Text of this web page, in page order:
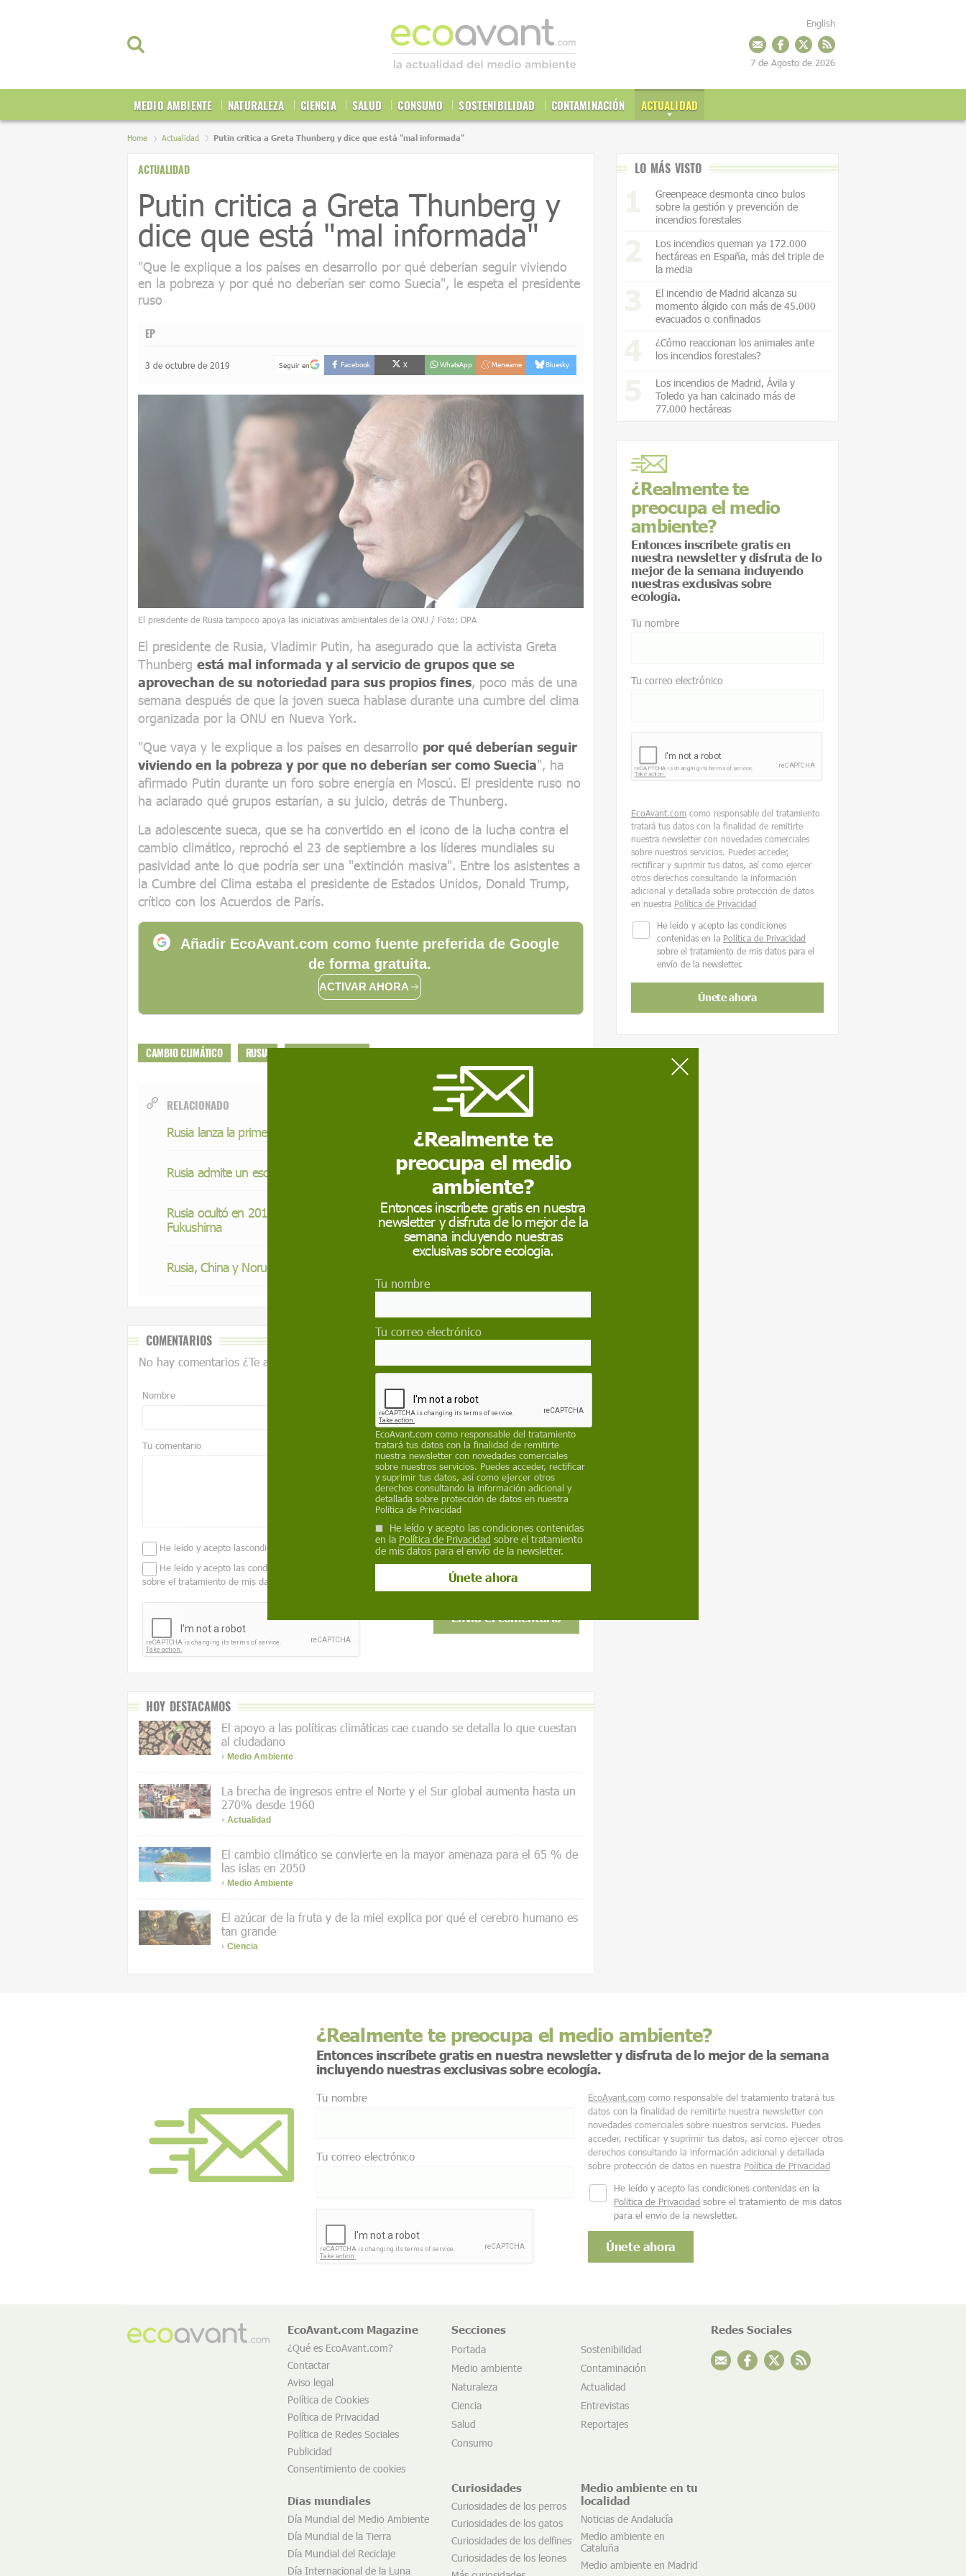
MEDIO AMBIENTE NATURALEZA CIENCIA SALUD CONSUMO SOSTENIBILIDAD CONTAMINACIÓN ACTUALIDAD
English
7 de Agosto de 2026
Home Actualidad Putin critica a Greta Thunberg y dice que está "mal informada"
ACTUALIDAD
Putin critica a Greta Thunberg y
dice que está "mal informada"
"Que le explique a los países en desarrollo por qué deberían seguir viviendo
en la pobreza y por qué no deberían ser como Suecia", le espeta el presidente
ruso
EP
3 de octubre de 2019 Seguir en Facebook X WhatsApp Meneame Bluesky
El presidente de Rusia tampoco apoya las iniciativas ambientales de la ONU / Foto: DPA
El presidente de Rusia, Vladimir Putin, ha asegurado que la activista Greta
Thunberg está mal informada y al servicio de grupos que se
aprovechan de su notoriedad para sus propios fines, poco más de una
semana después de que la joven sueca hablase durante una cumbre del clima
organizada por la ONU en Nueva York.
"Que vaya y le explique a los países en desarrollo por qué deberían seguir
viviendo en la pobreza y por que no deberían ser como Suecia", ha
afirmado Putin durante un foro sobre energía en Moscú. El presidente ruso no
ha aclarado qué grupos estarían, a su juicio, detrás de Thunberg.
La adolescente sueca, que se ha convertido en el icono de la lucha contra el
cambio climático, reprochó el 23 de septiembre a los líderes mundiales su
pasividad ante lo que podría ser una "extinción masiva". Entre los asistentes a
la Cumbre del Clima estaba el presidente de Estados Unidos, Donald Trump,
crítico con los Acuerdos de París.
Añadir EcoAvant.com como fuente preferida de Google
de forma gratuita.
ACTIVAR AHORA
CAMBIO CLIMÁTICO RUSIA GRETA THUNBERG
RELACIONADO
Rusia lanza la primera de una flota de centrales nucleares flotantes
Rusia admite un escape de radioactividad tras la explosión de un misil
Rusia ocultó en 2017 el mayor accidente nuclear registrado en el mundo tras
Fukushima
Rusia, China y Noruega impiden un acuerdo para preservar la Antártida
COMENTARIOS
No hay comentarios ¿Te animas?
Nombre Correo electrónico
Tu comentario
He leído y acepto lascondiciones legales
He leído y acepto las condiciones contenidas en la
política de privacidad
sobre el tratamiento de mis datos para gestionar mis comentarios.
HOY DESTACAMOS
El apoyo a las políticas climáticas cae cuando se detalla lo que cuestan
al ciudadano
Medio Ambiente
La brecha de ingresos entre el Norte y el Sur global aumenta hasta un
270% desde 1960
Actualidad
El cambio climático se convierte en la mayor amenaza para el 65 % de
las islas en 2050
Medio Ambiente
El azúcar de la fruta y de la miel explica por qué el cerebro humano es
tan grande
Ciencia
LO MÁS VISTO
Greenpeace desmonta cinco bulos
sobre la gestión y prevención de
incendios forestales
Los incendios queman ya 172.000
hectáreas en España, más del triple de
la media
El incendio de Madrid alcanza su
momento álgido con más de 45.000
evacuados o confinados
¿Cómo reaccionan los animales ante
los incendios forestales?
Los incendios de Madrid, Ávila y
Toledo ya han calcinado más de
77.000 hectáreas
¿Realmente te
preocupa el medio
ambiente?
Entonces inscríbete gratis en
nuestra newsletter y disfruta de lo
mejor de la semana incluyendo
nuestras exclusivas sobre
ecología.
Tu nombre
Tu correo electrónico
EcoAvant.com como responsable del tratamiento
tratará tus datos con la finalidad de remitirte
nuestra newsletter con novedades comerciales
sobre nuestros servicios. Puedes acceder,
rectificar y suprimir tus datos, así como ejercer
otros derechos consultando la información
adicional y detallada sobre protección de datos
en nuestra Política de Privacidad
He leído y acepto las condiciones
contenidas en la Política de Privacidad
sobre el tratamiento de mis datos para el
envío de la newsletter.
¿Realmente te
preocupa el medio
ambiente?
Entonces inscríbete gratis en nuestra
newsletter y disfruta de lo mejor de la
semana incluyendo nuestras
exclusivas sobre ecología.
Tu nombre
Tu correo electrónico
EcoAvant.com como responsable del tratamiento
tratará tus datos con la finalidad de remitirte
nuestra newsletter con novedades comerciales
sobre nuestros servicios. Puedes acceder, rectificar
y suprimir tus datos, así como ejercer otros
derechos consultando la información adicional y
detallada sobre protección de datos en nuestra
Política de Privacidad
He leído y acepto las condiciones contenidas
en la Política de Privacidad sobre el tratamiento
de mis datos para el envío de la newsletter.
¿Realmente te preocupa el medio ambiente?
Entonces inscríbete gratis en nuestra newsletter y disfruta de lo mejor de la semana
incluyendo nuestras exclusivas sobre ecología.
Tu nombre
Tu correo electrónico
EcoAvant.com como responsable del tratamiento tratará tus
datos con la finalidad de remitirte nuestra newsletter con
novedades comerciales sobre nuestros servicios. Puedes
acceder, rectificar y suprimir tus datos, así como ejercer otros
derechos consultando la información adicional y detallada
sobre protección de datos en nuestra Política de Privacidad
He leído y acepto las condiciones contenidas en la
Política de Privacidad sobre el tratamiento de mis datos
para el envío de la newsletter.
EcoAvant.com Magazine
¿Qué es EcoAvant.com?
Contactar
Aviso legal
Política de Cookies
Política de Privacidad
Política de Redes Sociales
Publicidad
Consentimiento de cookies
Días mundiales
Día Mundial del Medio Ambiente
Día Mundial de la Tierra
Día Mundial del Reciclaje
Día Internacional de la Luna
Secciones
Portada
Sostenibilidad
Medio ambiente
Contaminación
Naturaleza
Actualidad
Ciencia
Entrevistas
Salud
Reportajes
Consumo
Curiosidades
Curiosidades de los perros
Curiosidades de los gatos
Curiosidades de los delfines
Curiosidades de los leones
Medio ambiente en tu
localidad
Noticias de Andalucía
Medio ambiente en
Cataluña
Medio ambiente en Madrid
Redes Sociales